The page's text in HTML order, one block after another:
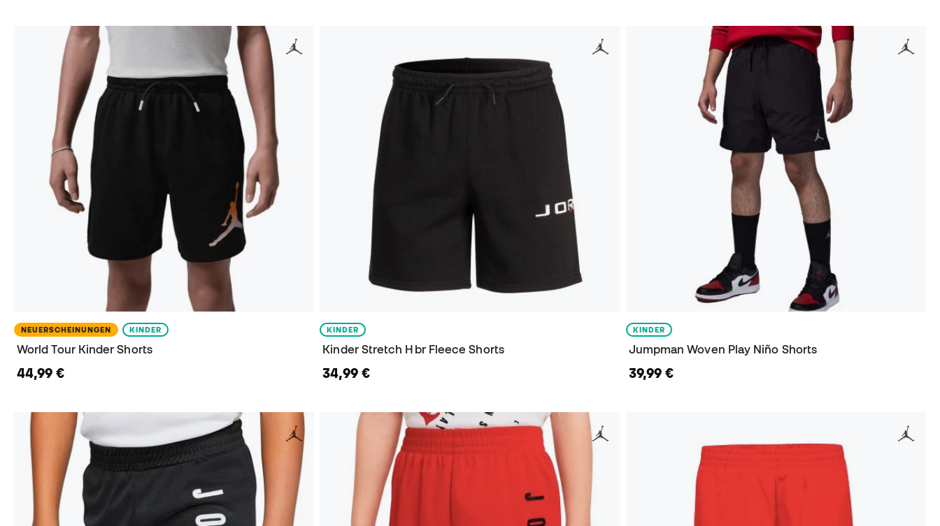
NEUERSCHEINUNGEN KINDER
World Tour Kinder Shorts
44,99 €
KINDER
Kinder Stretch Hbr Fleece Shorts
34,99 €
KINDER
Jumpman Woven Play Niño Shorts
39,99 €